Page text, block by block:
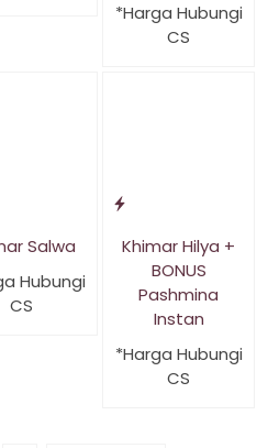
*Harga Hubungi
CS
Salwa
Hubungi
CS
Khimar Hilya +
BONUS
Pashmina
Instan
*Harga Hubungi
CS